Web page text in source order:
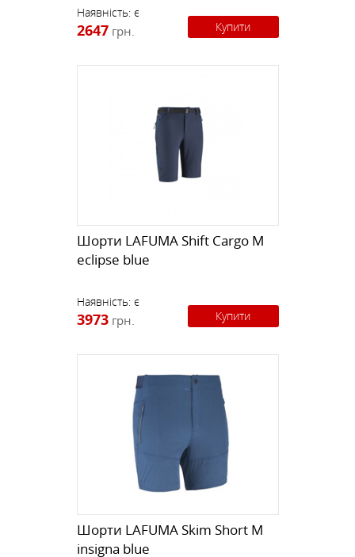
Наявність: є
2647 грн. Купити
Шорти LAFUMA Shift Cargo M
eclipse blue
Наявність: є
3973 грн. Купити
Шорти LAFUMA Skim Short M
insigna blue